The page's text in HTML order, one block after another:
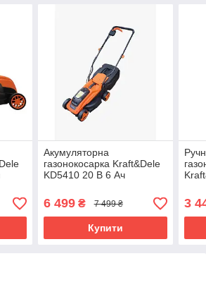
Акумуляторна
газонокосарка Kraft&Dele
KD5410 20 В 6 Ач
на акумуляторі
6 499₴ 7 499 ₴
Купити
3